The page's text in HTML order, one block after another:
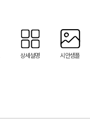
상세설명 시안샘플